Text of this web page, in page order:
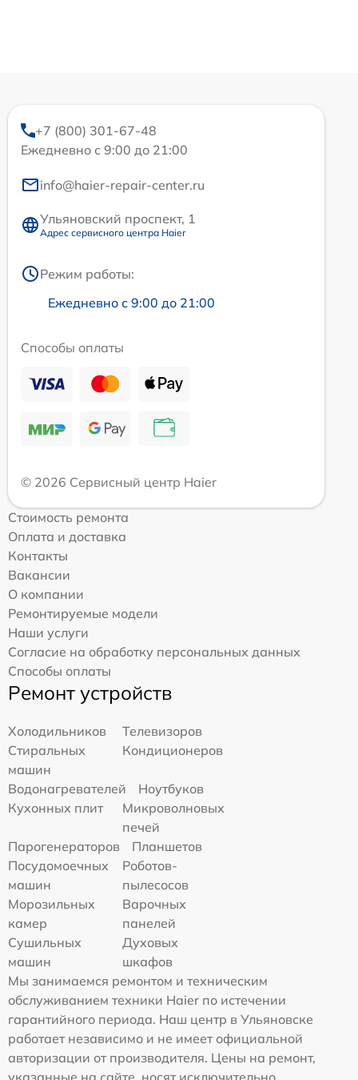
+7 (800) 301-67-48
Ежедневно с 9:00 до 21:00
info@haier-repair-center.ru
Ульяновский проспект, 1
Адрес сервисного центра Haier
Режим работы:
Ежедневно с 9:00 до 21:00
Способы оплаты
© 2026 Сервисный центр Haier
Стоимость ремонта
Оплата и доставка
Контакты
Вакансии
О компании
Ремонтируемые модели
Наши услуги
Согласие на обработку персональных данных
Способы оплаты
Ремонт устройств
Холодильников
Телевизоров
Стиральных
машин
Кондиционеров
Водонагревателей
Ноутбуков
Кухонных плит
Микроволновых
печей
Парогенераторов
Планшетов
Посудомоечных
машин
Роботов-
пылесосов
Морозильных
камер
Варочных
панелей
Сушильных
машин
Духовых
шкафов
Мы занимаемся ремонтом и техническим
обслуживанием техники Haier по истечении
гарантийного периода. Наш центр в Ульяновске
работает независимо и не имеет официальной
авторизации от производителя. Цены на ремонт,